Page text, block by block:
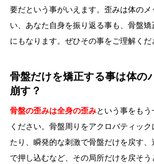
要だという事がいえます。歪みは体の
い、あなた自身を振り返る事も、骨盤
にもなります。ぜひその事をご理解くだ
骨盤だけを矯正する事は体の
崩す？
骨盤の歪みは全身の歪みという事をも
ください。骨盤周りをアクロバティッ
たり、瞬発的な刺激で骨盤だけを戻す
で押し込むなど、その局所だけを戻そ